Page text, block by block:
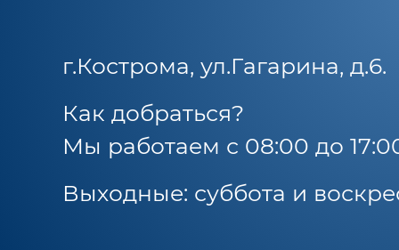
г.Кострома, ул.Гагарина, д.6.
Как добраться?
Мы работаем с 08:00 до
Выходные: суббота и